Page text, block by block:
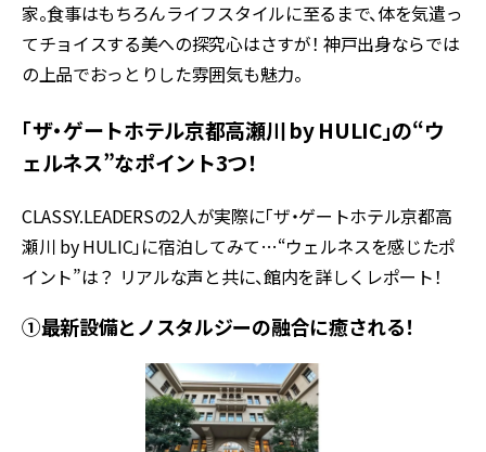
家。食事はもちろんライフスタイルに至るまで、体を気遣っ
てチョイスする美への探究心はさすが！ 神戸出身ならでは
の上品でおっとりした雰囲気も魅力。
「ザ・ゲートホテル京都高瀬川 by HULIC」の“ウ
ェルネス”なポイント3つ！
CLASSY.LEADERSの2人が実際に「ザ・ゲートホテル京都高
瀬川 by HULIC」に宿泊してみて…“ウェルネスを感じたポ
イント”は？ リアルな声と共に、館内を詳しくレポート！
①最新設備とノスタルジーの融合に癒される！